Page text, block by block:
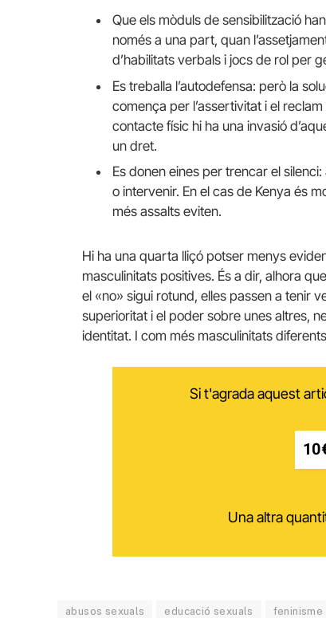
Que els mòduls de sensibilització
només a una part, quan
d’habilitats verbals i jocs de rol per
Es treballa l’autodefensa: però la
comença per l’assertivitat i el
contacte físic hi ha una invasió
un dret.
Es donen eines per trencar el
o intervenir. En el cas de Kenya és
més assalts eviten.
Hi ha una quarta lliçó potser menys
masculinitats positives. És a dir, alhora
el «no» sigui rotund, elles passen a tenir
superioritat i el poder sobre unes altres,
identitat. I com més masculinitats
Si t'agrada aquest
Una altra
abusos sexuals educació sexuals feninisme